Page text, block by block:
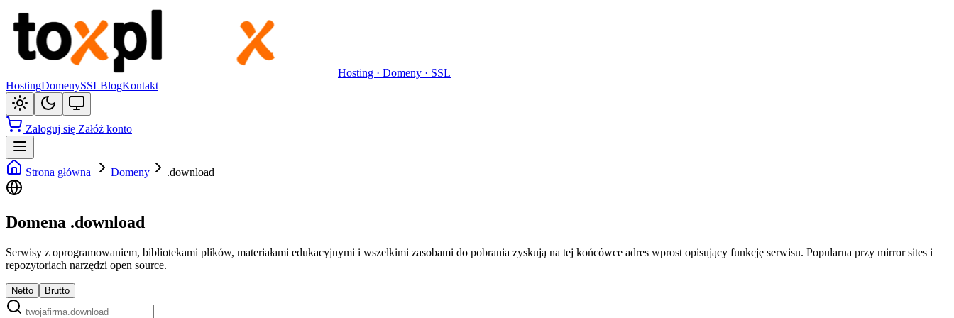
Hosting · Domeny · SSL
HostingDomenySSLBlogKontakt
Zaloguj się Załóż konto
Strona główna Domeny .download
Domena .download
Serwisy z oprogramowaniem, bibliotekami plików, materiałami edukacyjnymi i wszelkimi zasobami do pobrania zyskują na tej końcówce adres wprost opisujący funkcję serwisu. Popularna przy mirror sites i
repozytoriach narzędzi open source.
Netto Brutto